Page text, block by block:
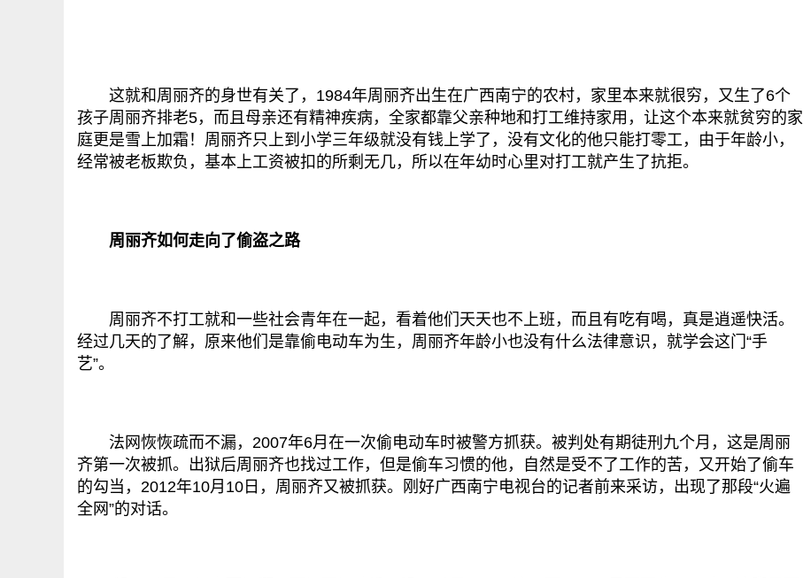
这就和周丽齐的身世有关了，1984年周丽齐出生在广西南宁的农村，家里本来就很穷，又生了6个
孩子周丽齐排老5，而且母亲还有精神疾病，全家都靠父亲种地和打工维持家用，让这个本来就贫穷的家
庭更是雪上加霜！周丽齐只上到小学三年级就没有钱上学了，没有文化的他只能打零工，由于年龄小，
经常被老板欺负，基本上工资被扣的所剩无几，所以在年幼时心里对打工就产生了抗拒。
周丽齐如何走向了偷盗之路
周丽齐不打工就和一些社会青年在一起，看着他们天天也不上班，而且有吃有喝，真是逍遥快活。
经过几天的了解，原来他们是靠偷电动车为生，周丽齐年龄小也没有什么法律意识，就学会这门“手
艺”。
法网恢恢疏而不漏，2007年6月在一次偷电动车时被警方抓获。被判处有期徒刑九个月，这是周丽
齐第一次被抓。出狱后周丽齐也找过工作，但是偷车习惯的他，自然是受不了工作的苦，又开始了偷车
的勾当，2012年10月10日，周丽齐又被抓获。刚好广西南宁电视台的记者前来采访，出现了那段“火遍
全网”的对话。